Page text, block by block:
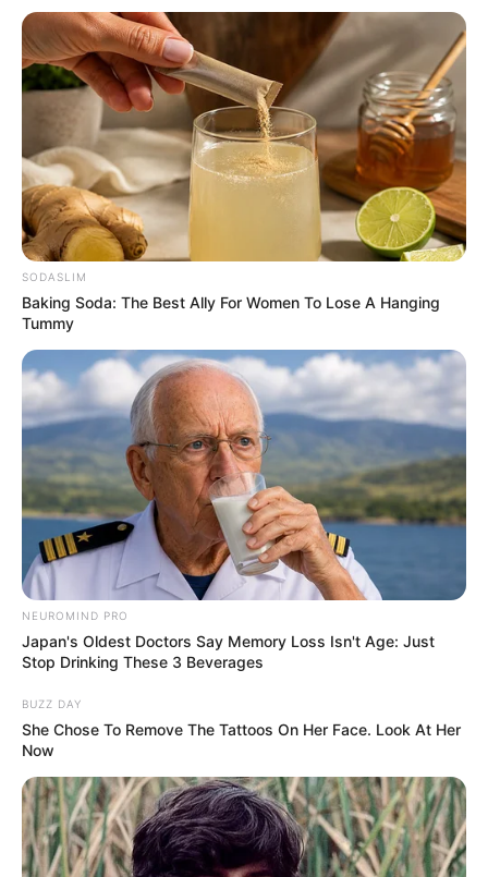
Kontroversi
–
Fakta Menarik
Membuat audiensnya tetap terlibat dengan berinteraksi dengan
mereka melalui media sosial.
Suka bepergian dan mendokumentasikannya melalui gambar di
media sosial.
Suka menonton konser bersama teman-temannya.
Olahraga favoritnya adalah basket.
Salah satu makanan favoritnya adalah pizza.
Ia memiliki seekor anjing bernama Pocket.
Baca juga:Biodata, Profil, dan Fakta Shay Medal
SODASLIM
Baking Soda: The Best Ally For Women To Lose A Hanging
Tummy
NEUROMIND PRO
Japan's Oldest Doctors Say Memory Loss Isn't Age: Just
Stop Drinking These 3 Beverages
BUZZ DAY
She Chose To Remove The Tattoos On Her Face. Look At Her
Now